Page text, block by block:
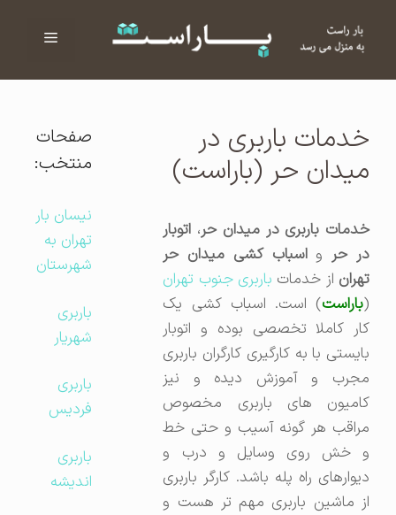
فهرست
خدمات باربری در
میدان حر (باراست)
خدمات باربری در میدان حر، اتوبار
در حرواسباب کشی میدان حر
تهراناز خدماتباربری جنوب تهران
باراست) است. اسباب کشی یک
کار کاملا تخصصی بوده و اتوبار
بایستی با به کارگیری کارگران باربری
مجرب و آموزش دیده و نیز
کامیون های باربری مخصوص
مراقب هر گونه آسیب و حتی خط
و خش روی وسایل و درب و
دیوارهای راه پله باشد. کارگر باربری
از ماشین باربری مهم تر هست و
صفحات
منتخب:
نیسان بار
تهران به
شهرستان
باربری
شهریار
باربری
فردیس
باربری
اندیشه